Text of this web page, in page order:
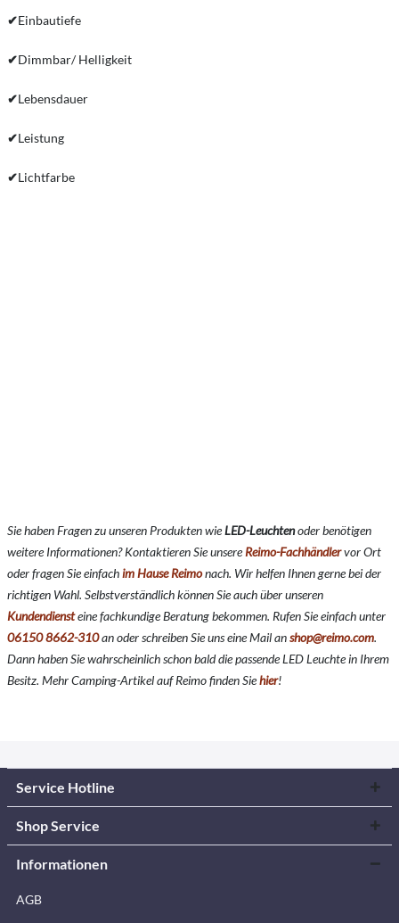
✔Einbautiefe
✔Dimmbar/ Helligkeit
✔Lebensdauer
✔Leistung
✔Lichtfarbe
Sie haben Fragen zu unseren Produkten wieLED-Leuchtenoder benötigen
weitere Informationen? Kontaktieren Sie unsereReimo-Fachhändlervor Ort
oder fragen Sie einfachim Hause Reimonach. Wir helfen Ihnen gerne bei der
richtigen Wahl. Selbstverständlich können Sie auch über unseren
Kundendiensteine fachkundige Beratung bekommen. Rufen Sie einfach unter
06150 8662-310an oder schreiben Sie uns eine Mail anshop@reimo.com.
Dann haben Sie wahrscheinlich schon bald die passende LED Leuchte in Ihrem
Besitz. Mehr Camping-Artikel auf Reimo finden Siehier!
Service Hotline
Shop Service
Informationen
AGB